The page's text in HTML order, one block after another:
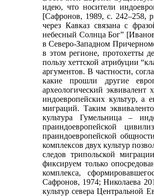
идею, что носители
[Сафронов, 1989, с. 242–258,
через Кавказ связана с
небесный Солнца Бог”
в Северо-Западном
в этом регионе, протохетты
пользу хеттской атрибуции
аргументов. В частности,
какие прошли другие
археологический эквивалент
индоевропейских культур, а
миграций. Таким
культура Гумельница –
праиндоевропейской
праиндоевропейской
комплексов двух культур
следов трипольской
фиксируем только
комплекса,
Сафронов, 1974; Николаева
культур севера